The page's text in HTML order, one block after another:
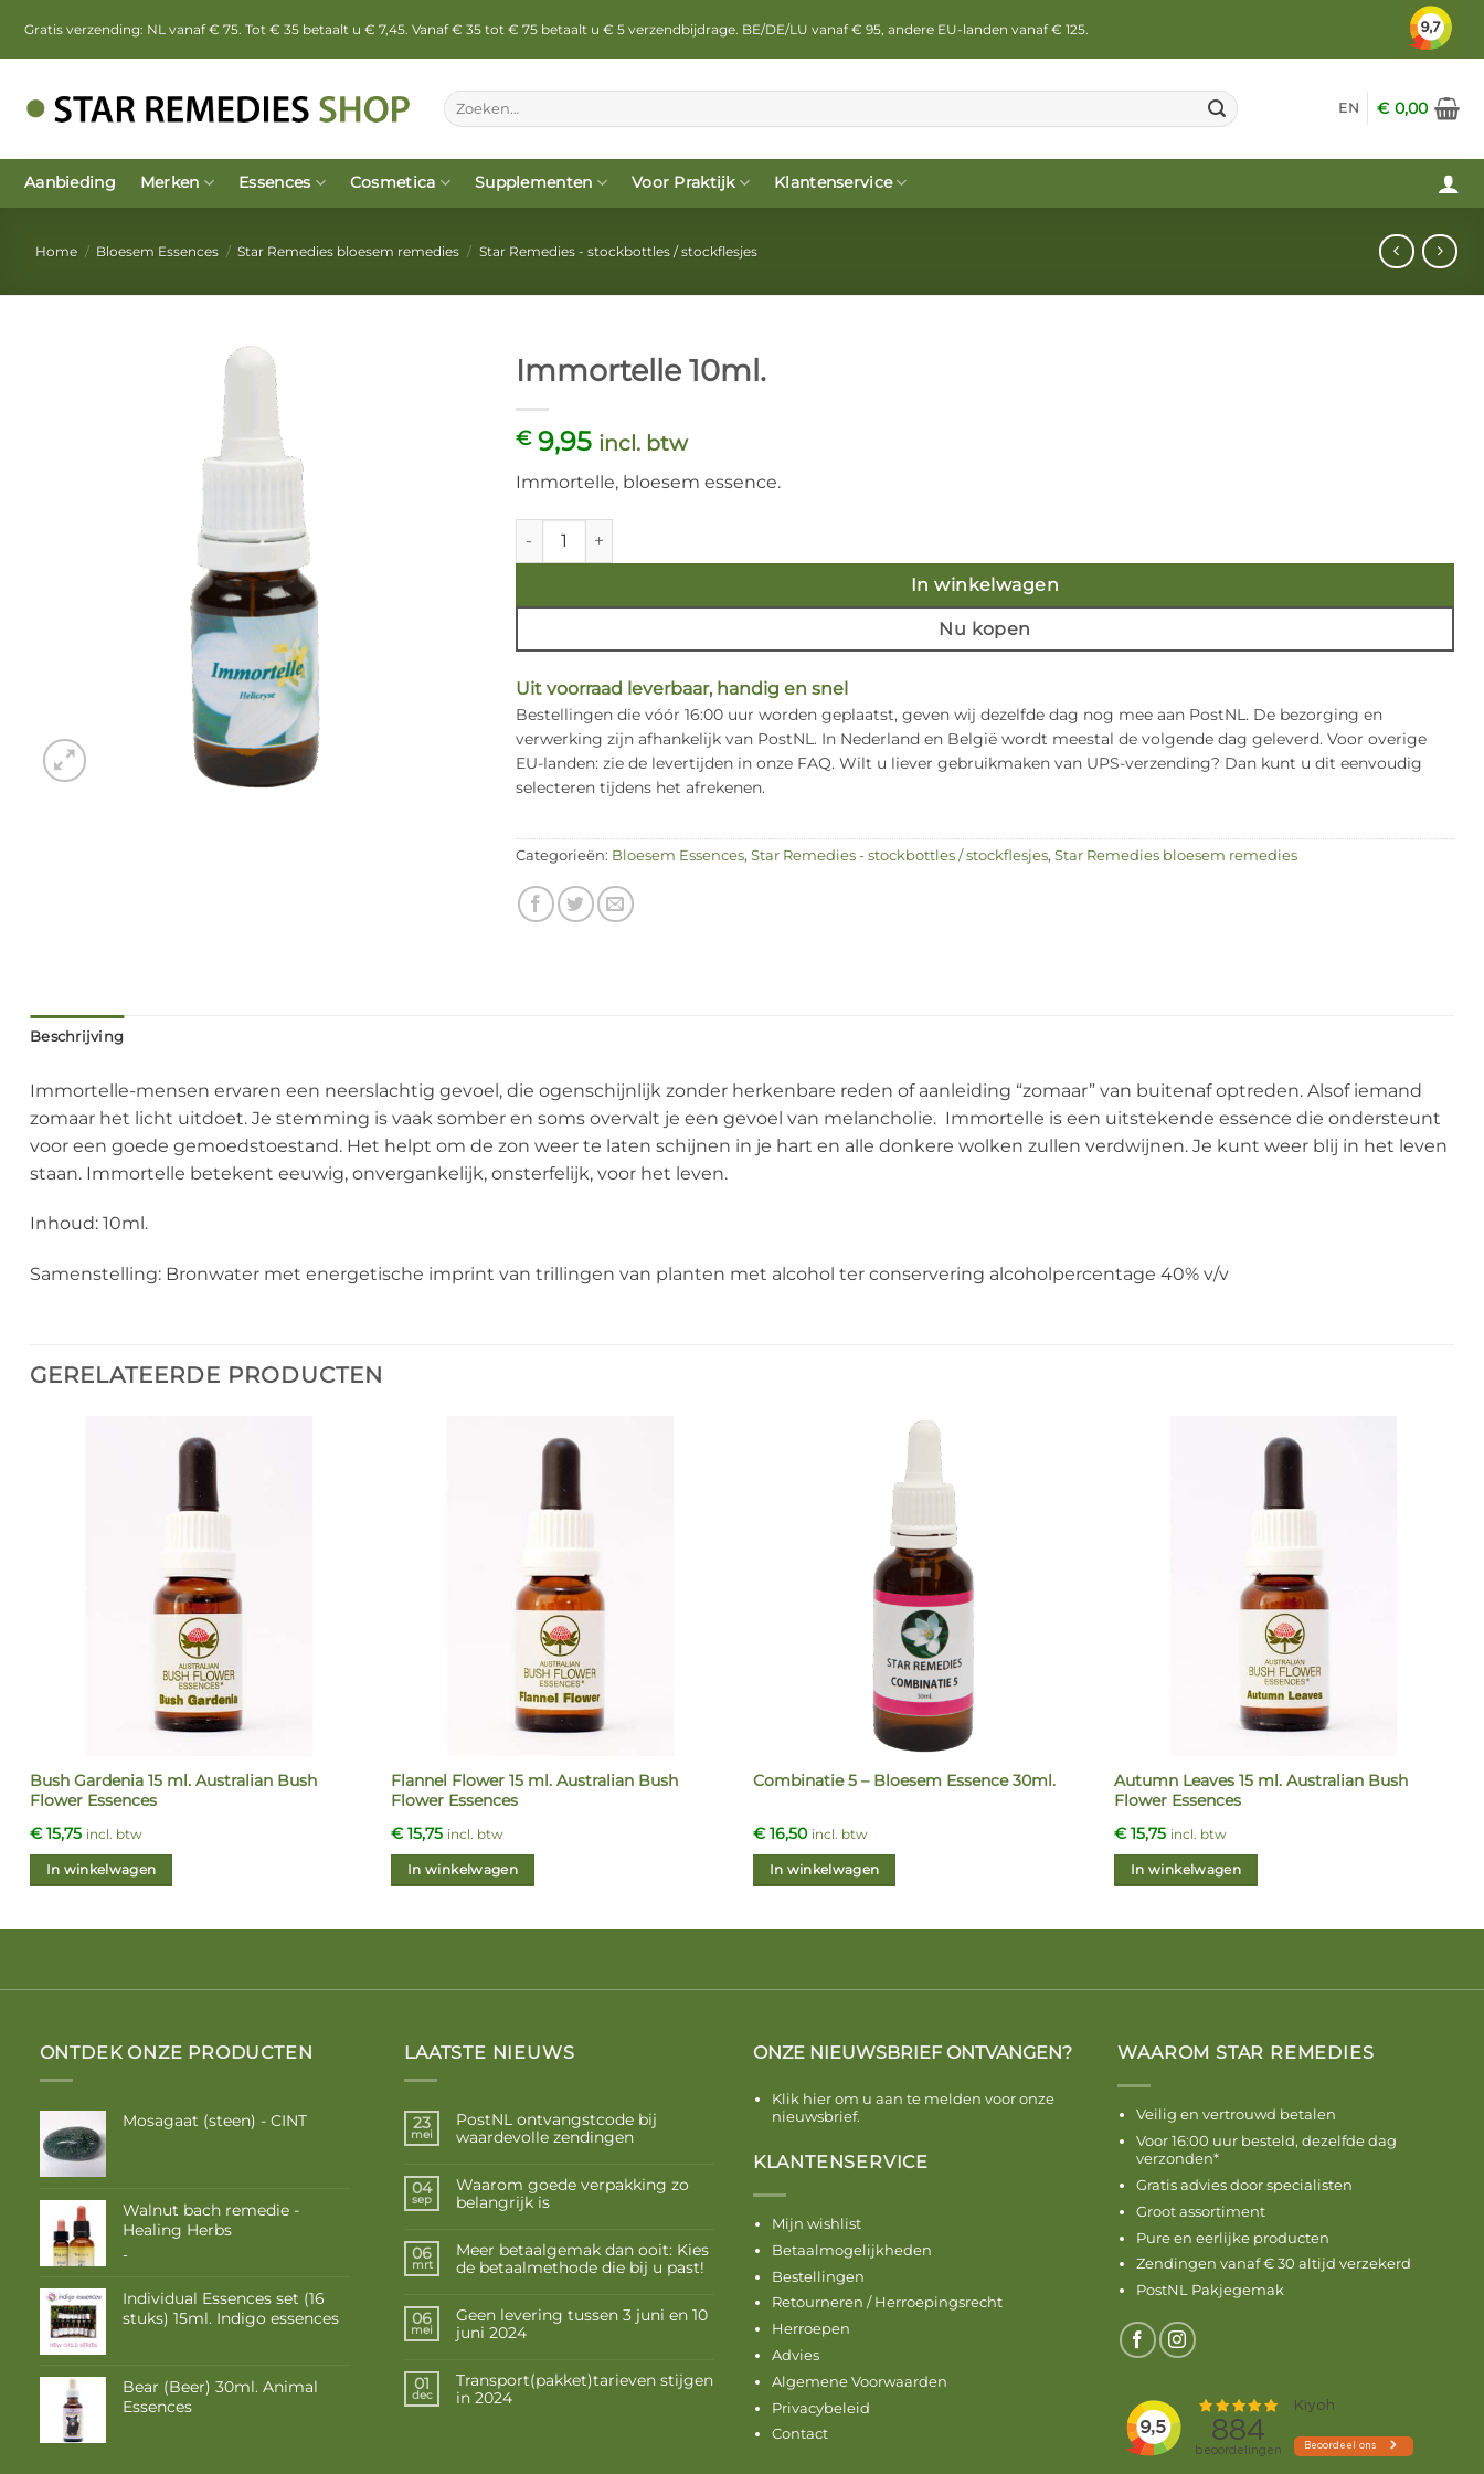
naar
Gratis verzending: NL vanaf € 75. Tot € 35 betaalt u € 7,45. Vanaf € 35 tot € 75 betaalt u € 5 verzendbijdrage. BE/DE/LU vanaf € 95, andere EU-landen vanaf € 125.
Zoeken
naar:
EN €0,00
Aanbieding Merken Essences Cosmetica Supplementen Voor Praktijk Klantenservice
Home / Bloesem Essences / Star Remedies bloesem remedies / Star Remedies - stockbottles / stockflesjes
Immortelle 10ml.
€9,95 incl. btw
Immortelle, bloesem essence.
Immortelle 10ml. aantal
In winkelwagen
Nu kopen
Uit voorraad leverbaar, handig en snel
Bestellingen die vóór 16:00 uur worden geplaatst, geven wij dezelfde dag nog mee aan PostNL. De bezorging en
verwerking zijn afhankelijk van PostNL. In Nederland en België wordt meestal de volgende dag geleverd. Voor overige
EU-landen: zie de levertijden in onze FAQ. Wilt u liever gebruikmaken van UPS-verzending? Dan kunt u dit eenvoudig
selecteren tijdens het afrekenen.
Categorieën: Bloesem Essences, Star Remedies - stockbottles / stockflesjes, Star Remedies bloesem remedies
Beschrijving
Immortelle-mensen ervaren een neerslachtig gevoel, die ogenschijnlijk zonder herkenbare reden of aanleiding “zomaar” van buitenaf optreden. Alsof iemand
zomaar het licht uitdoet. Je stemming is vaak somber en soms overvalt je een gevoel van melancholie. Immortelle is een uitstekende essence die ondersteunt
voor een goede gemoedstoestand. Het helpt om de zon weer te laten schijnen in je hart en alle donkere wolken zullen verdwijnen. Je kunt weer blij in het leven
staan. Immortelle betekent eeuwig, onvergankelijk, onsterfelijk, voor het leven.
Inhoud: 10ml.
Samenstelling: Bronwater met energetische imprint van trillingen van planten met alcohol ter conservering alcoholpercentage 40% v/v
GERELATEERDE PRODUCTEN
Bush Gardenia 15 ml. Australian Bush
Flower Essences
€15,75 incl. btw
In winkelwagen
Flannel Flower 15 ml. Australian Bush
Flower Essences
€15,75 incl. btw
In winkelwagen
Combinatie 5 – Bloesem Essence 30ml.
€16,50 incl. btw
In winkelwagen
Autumn Leaves 15 ml. Australian Bush
Flower Essences
€15,75 incl. btw
In winkelwagen
ONTDEK ONZE PRODUCTEN
Mosagaat (steen) - CINT
Walnut bach remedie -
Healing Herbs
-Prijsklasse:
tot
€ 16,85
Individual Essences set (16
stuks) 15ml. Indigo essences
Bear (Beer) 30ml. Animal
Essences
LAATSTE NIEUWS
23
mei
PostNL ontvangstcode bij
waardevolle zendingen
04
sep
Waarom goede verpakking zo
belangrijk is
06
mrt
Meer betaalgemak dan ooit: Kies
de betaalmethode die bij u past!
06
mei
Geen levering tussen 3 juni en 10
juni 2024
01
dec
Transport(pakket)tarieven stijgen
in 2024
ONZE NIEUWSBRIEF ONTVANGEN?
Klik hier om u aan te melden voor onze
nieuwsbrief.
KLANTENSERVICE
Mijn wishlist
Betaalmogelijkheden
Bestellingen
Retourneren / Herroepingsrecht
Herroepen
Advies
Algemene Voorwaarden
Privacybeleid
Contact
WAAROM STAR REMEDIES
Veilig en vertrouwd betalen
Voor 16:00 uur besteld, dezelfde dag
verzonden*
Gratis advies door specialisten
Groot assortiment
Pure en eerlijke producten
Zendingen vanaf € 30 altijd verzekerd
PostNL Pakjegemak